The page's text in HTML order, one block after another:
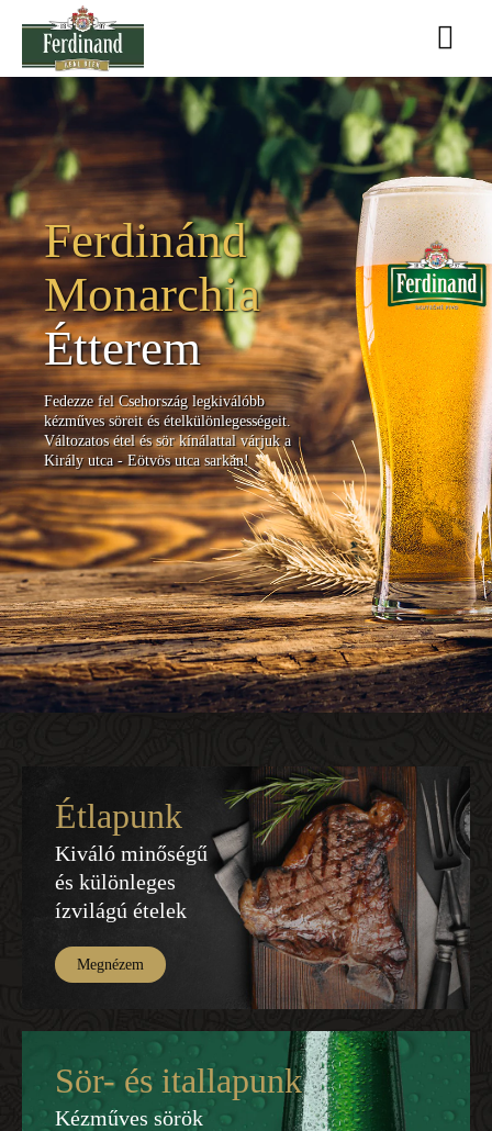
Ferdinand
Monarchia
Étterem
és
Cseh
sörház
Ferdinánd
Monarchia
Étterem
Fedezze fel Csehország legkiválóbb
kézműves söreit és ételkülönlegességeit.
Változatos étel és sör kínálattal várjuk a
Király utca - Eötvös utca sarkán!
Étlapunk
Kiváló minőségű
és különleges
ízvilágú ételek
Megnézem
Sör- és itallapunk
Kézműves sörök